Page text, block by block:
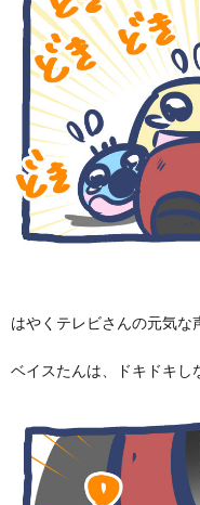
はやくテレビさんの元気な
ベイスたんは、ドキドキし